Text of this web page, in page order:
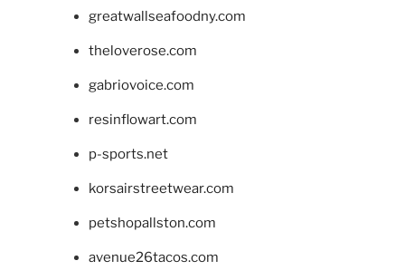
greatwallseafoodny.com
theloverose.com
gabriovoice.com
resinflowart.com
p-sports.net
korsairstreetwear.com
petshopallston.com
avenue26tacos.com